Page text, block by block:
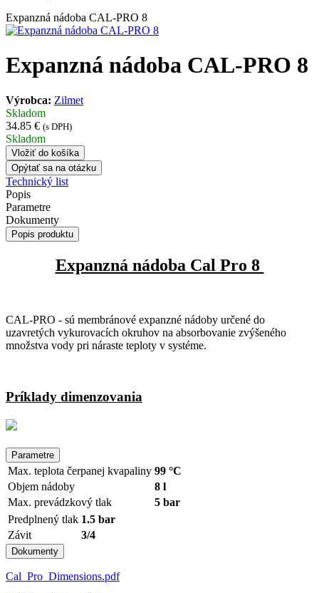
Expanzná nádoba CAL-PRO 8
Expanzná nádoba CAL-PRO 8
Výrobca: Zilmet
Skladom
34.85 € (s DPH)
Skladom
Vložiť do košíka
Opýtať sa na otázku
Technický list
Popis
Parametre
Dokumenty
Popis produktu
Expanzná nádoba Cal Pro 8
CAL-PRO - sú membránové expanzné nádoby určené do
uzavretých vykurovacích okruhov na absorbovanie zvýšeného
množstva vody pri náraste teploty v systéme.
Príklady dimenzovania
Parametre
Max. teplota čerpanej kvapaliny 99 °C
Objem nádoby
8 l
Max. prevádzkový tlak
5 bar
Predplnený tlak 1.5 bar
Závit
3/4
Dokumenty
Cal_Pro_Dimensions.pdf